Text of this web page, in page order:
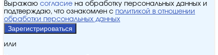
Выражаю согласие на обработку персональных данных и
подтверждаю, что ознакомлен с политикой в отношении
обработки персональных данных
Зарегистрироваться
или